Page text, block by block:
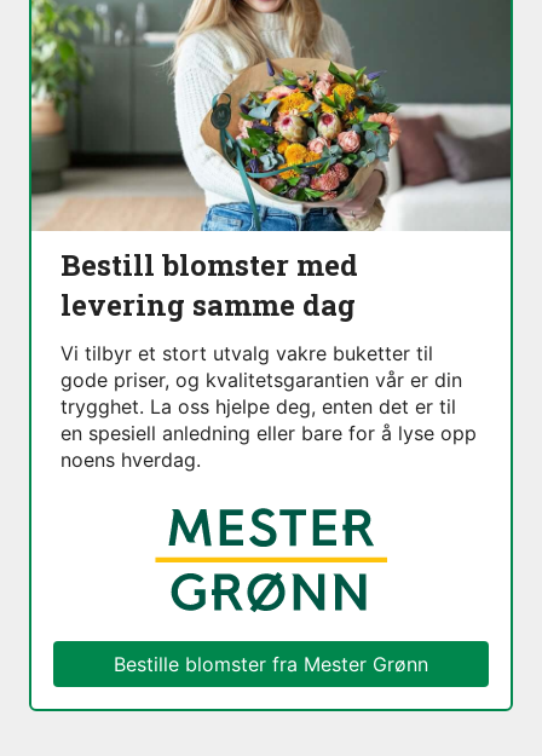
Bestill blomster med
levering samme dag
Vi tilbyr et stort utvalg vakre buketter til
gode priser, og kvalitetsgarantien vår er din
trygghet. La oss hjelpe deg, enten det er til
en spesiell anledning eller bare for å lyse opp
noens hverdag.
Bestille blomster fra Mester Grønn